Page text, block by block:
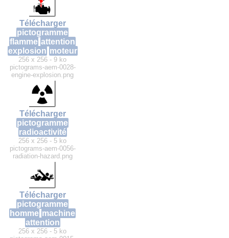
Télécharger
pictogramme
flamme attention
explosion moteur
256 x 256 - 9 ko
pictograms-aem-0028-
engine-explosion.png
Télécharger
pictogramme
radioactivité
256 x 256 - 5 ko
pictograms-aem-0056-
radiation-hazard.png
Télécharger
pictogramme
homme machine
attention
256 x 256 - 5 ko